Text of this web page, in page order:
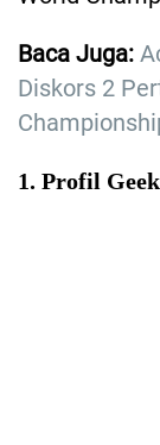
Baca Juga:
Diskors 2
1. Profil